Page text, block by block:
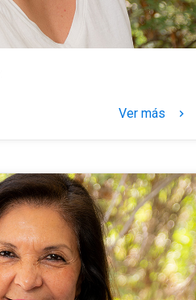
Ver más keyboard_arrow_right